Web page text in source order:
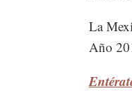
La
Año